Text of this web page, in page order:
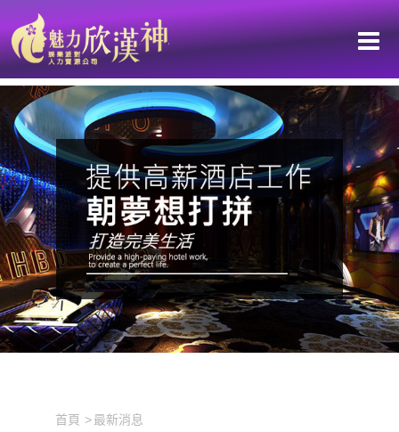
首頁
最新消息